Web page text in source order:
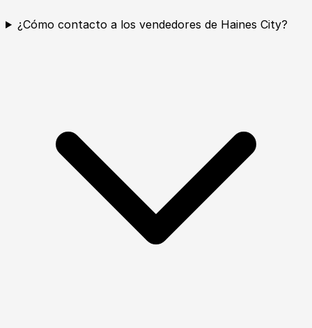
¿Cómo contacto a los vendedores de Haines City?